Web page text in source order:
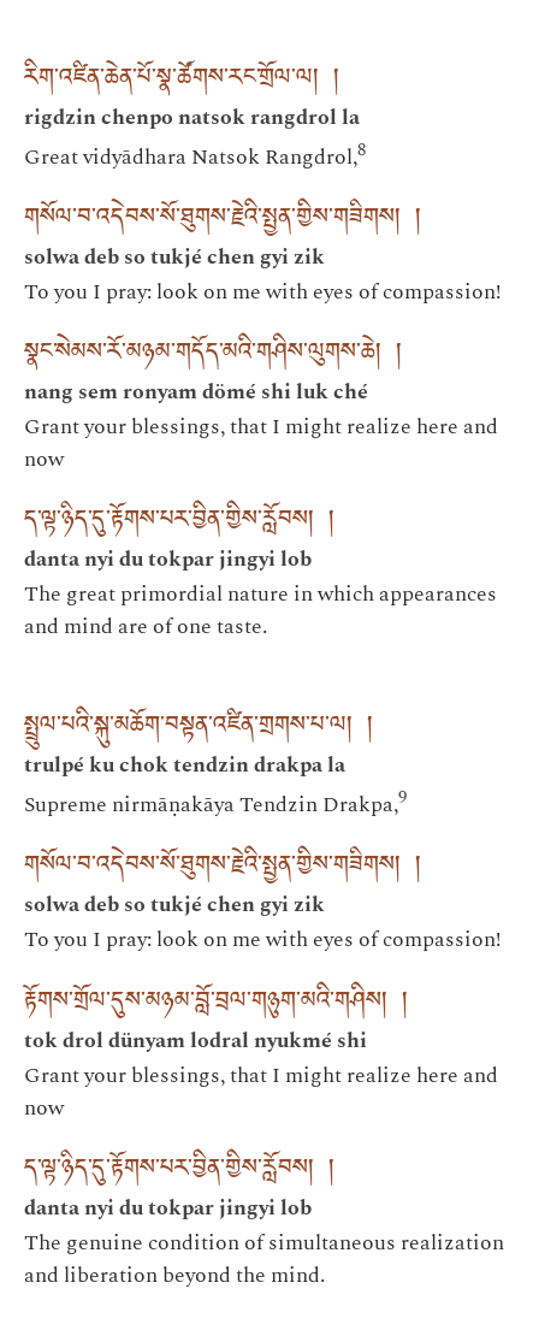
རིག་འཛིན་ཆེན་པོ་སྣ་ཚོགས་རང་གྲོལ་ལ། །
rigdzin chenpo natsok rangdrol la
Great vidyādhara Natsok Rangdrol,8
གསོལ་བ་འདེབས་སོ་ཐུགས་རྗེའི་སྤྱན་གྱིས་གཟིགས། །
solwa deb so tukjé chen gyi zik
To you I pray: look on me with eyes of compassion!
སྣང་སེམས་རོ་མཉམ་གདོད་མའི་གཤིས་ལུགས་ཆེ། །
nang sem ronyam dömé shi luk ché
Grant your blessings, that I might realize here and
now
ད་ལྟ་ཉིད་དུ་རྟོགས་པར་བྱིན་གྱིས་རློབས། །
danta nyi du tokpar jingyi lob
The great primordial nature in which appearances
and mind are of one taste.
སྤྲུལ་པའི་སྐུ་མཆོག་བསྟན་འཛིན་གྲགས་པ་ལ། །
trulpé ku chok tendzin drakpa la
Supreme nirmāṇakāya Tendzin Drakpa,9
གསོལ་བ་འདེབས་སོ་ཐུགས་རྗེའི་སྤྱན་གྱིས་གཟིགས། །
solwa deb so tukjé chen gyi zik
To you I pray: look on me with eyes of compassion!
རྟོགས་གྲོལ་དུས་མཉམ་བློ་བྲལ་གཉུག་མའི་གཤིས། །
tok drol dünyam lodral nyukmé shi
Grant your blessings, that I might realize here and
now
ད་ལྟ་ཉིད་དུ་རྟོགས་པར་བྱིན་གྱིས་རློབས། །
danta nyi du tokpar jingyi lob
The genuine condition of simultaneous realization
and liberation beyond the mind.